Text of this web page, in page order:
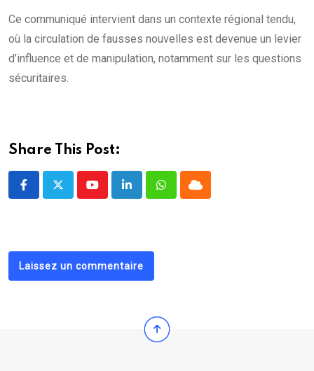
Ce communiqué intervient dans un contexte régional tendu,
où la circulation de fausses nouvelles est devenue un levier
d’influence et de manipulation, notamment sur les questions
sécuritaires.
Share This Post:
YoutubeLinkedInWhatsappCloud
Laissez un commentaire